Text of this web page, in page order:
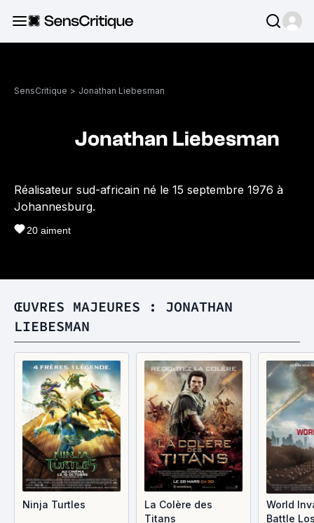
SensCritique > Jonathan Liebesman
Jonathan Liebesman
Réalisateur sud-africain né le 15 septembre 1976 à
Johannesburg.
20 aiment
ŒUVRES MAJEURES : JONATHAN
LIEBESMAN
Ninja Turtles
La Colère des
Titans
World
Battle